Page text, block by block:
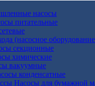
насосы
питательные
секционные
химические
вакуумные
конденсатные
Насосы для бумажной